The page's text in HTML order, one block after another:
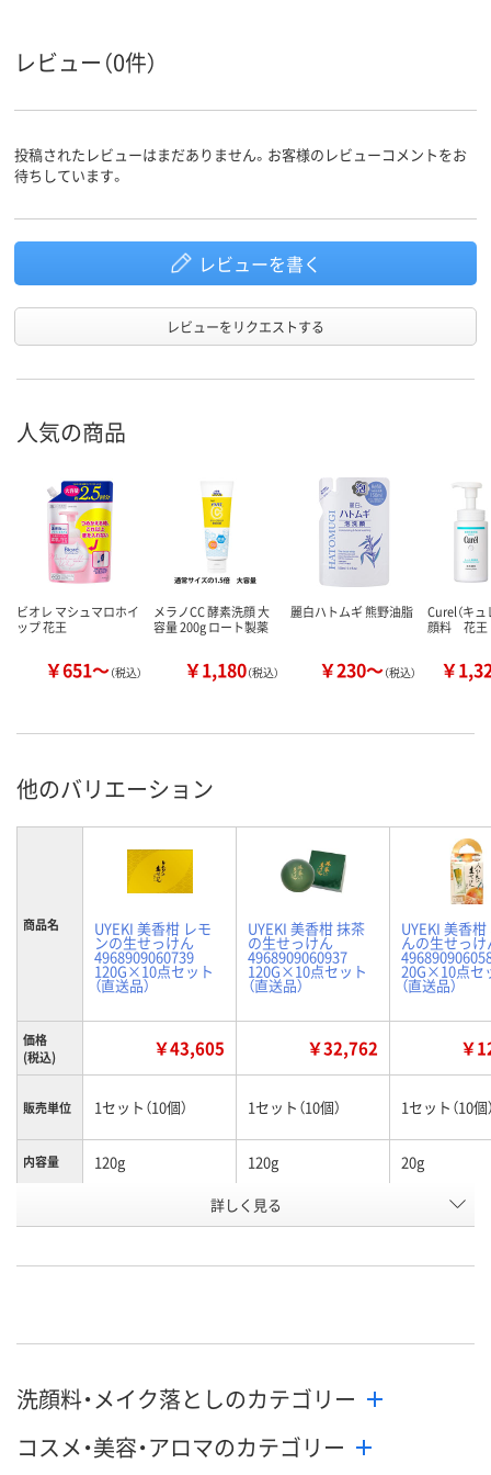
レビュー（0件）
投稿されたレビューはまだありません。お客様のレビューコメントをお
待ちしています。
レビューを書く
レビューをリクエストする
人気の商品
ビオレ マシュマロホイ
ップ 花王
￥651～（税込）
メラノCC 酵素洗顔 大
容量 200g ロート製薬
￥1,180（税込）
麗白ハトムギ 熊野油脂
￥230～（税込）
Curel（キュ
顔料 花王
￥
他のバリエーション
商品名 UYEKI 美香柑 レモ
ンの生せっけん
4968909060739
120G×10点セット
（直送品）
UYEKI 美香柑 抹茶
の生せっけん
4968909060937
120G×10点セット
（直送品）
UYEKI 美香
んの生せっけ
20G×10点セ
（直送品）
価格
(税込)
￥43,605 ￥32,762 ￥
販売単位 1セット（10個） 1セット（10個） 1セット（10個
内容量 120g 120g 20g
抹茶
号
お届け日 8月27日（木）まで 8月27日（木）まで 8月27日（木）
数量
カゴへ
数量
カゴへ
詳しく見る
洗顔料・メイク落としのカテゴリー
コスメ・美容・アロマのカテゴリー